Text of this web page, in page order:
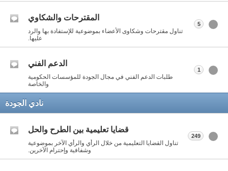
المقترحات والشكاوي
تناول مقترحات وشكاوى الأعضاء بموضوعية للإستفادة بها والرد
عليها.
5
الدعم الفني
طلبات الدعم الفني في مجال الجودة للمؤسسات الحكومية
والخاصة
1
نادي الجودة
قضايا تعليمية بين الطرح والحل
تناول القضايا التعليمية من خلال الرأي والرأي الآخر بموضوعية
وشفافية وإحترام الآخرين.
249